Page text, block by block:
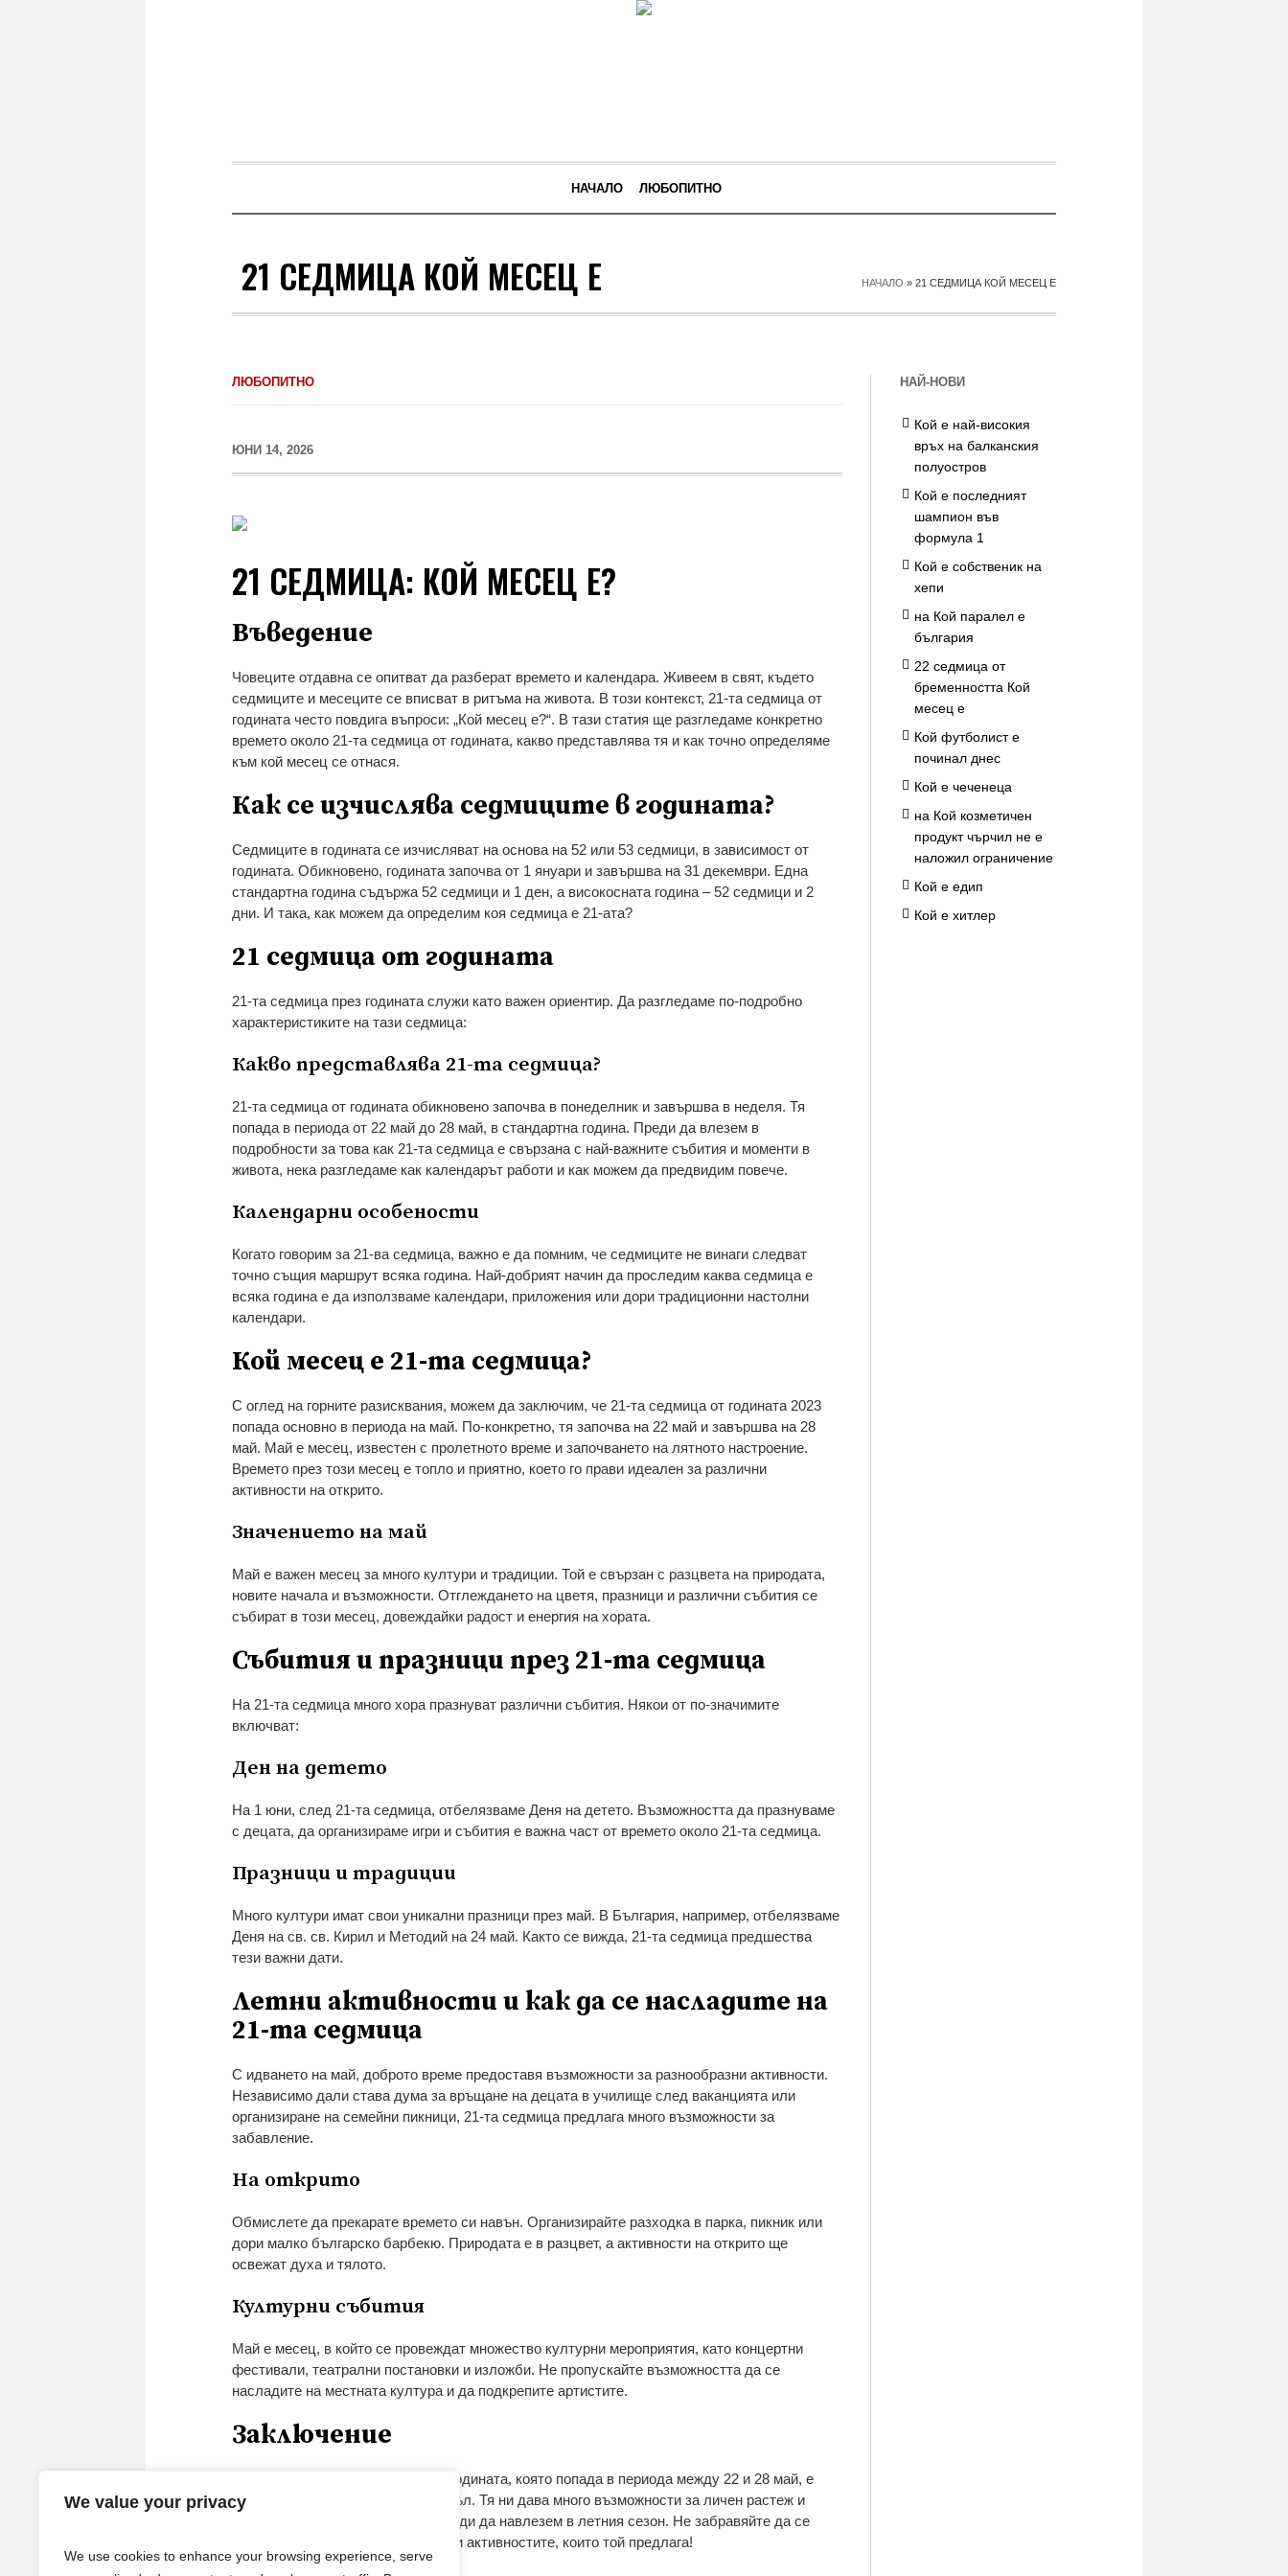
We value your privacy
We use cookies to enhance your browsing experience, serve
НАЧАЛО ЛЮБОПИТНО
21 СЕДМИЦА КОЙ МЕСЕЦ Е НАЧАЛО » 21 СЕДМИЦА КОЙ МЕСЕЦ Е
ЛЮБОПИТНО
ЮНИ 14, 2026
21 СЕДМИЦА: КОЙ МЕСЕЦ Е?
Въведение
Човеците отдавна се опитват да разберат времето и календара. Живеем в свят, където
седмиците и месеците се вписват в ритъма на живота. В този контекст, 21-та седмица от
годината често повдига въпроси: „Кой месец е?“. В тази статия ще разгледаме конкретно
времето около 21-та седмица от годината, какво представлява тя и как точно определяме
към кой месец се отнася.
Как се изчислява седмиците в годината?
Седмиците в годината се изчисляват на основа на 52 или 53 седмици, в зависимост от
годината. Обикновено, годината започва от 1 януари и завършва на 31 декември. Една
стандартна година съдържа 52 седмици и 1 ден, а високосната година – 52 седмици и 2
дни. И така, как можем да определим коя седмица е 21-ата?
21 седмица от годината
21-та седмица през годината служи като важен ориентир. Да разгледаме по-подробно
характеристиките на тази седмица:
Какво представлява 21-та седмица?
21-та седмица от годината обикновено започва в понеделник и завършва в неделя. Тя
попада в периода от 22 май до 28 май, в стандартна година. Преди да влезем в
подробности за това как 21-та седмица е свързана с най-важните събития и моменти в
живота, нека разгледаме как календарът работи и как можем да предвидим повече.
Календарни особености
Когато говорим за 21-ва седмица, важно е да помним, че седмиците не винаги следват
точно същия маршрут всяка година. Най-добрият начин да проследим каква седмица е
всяка година е да използваме календари, приложения или дори традиционни настолни
календари.
Кой месец е 21-та седмица?
С оглед на горните разисквания, можем да заключим, че 21-та седмица от годината 2023
попада основно в периода на май. По-конкретно, тя започва на 22 май и завършва на 28
май. Май е месец, известен с пролетното време и започването на лятното настроение.
Времето през този месец е топло и приятно, което го прави идеален за различни
активности на открито.
Значението на май
Май е важен месец за много култури и традиции. Той е свързан с разцвета на природата,
новите начала и възможности. Отглеждането на цветя, празници и различни събития се
събират в този месец, довеждайки радост и енергия на хората.
Събития и празници през 21-та седмица
На 21-та седмица много хора празнуват различни събития. Някои от по-значимите
включват:
Ден на детето
На 1 юни, след 21-та седмица, отбелязваме Деня на детето. Възможността да празнуваме
с децата, да организираме игри и събития е важна част от времето около 21-та седмица.
Празници и традиции
Много култури имат свои уникални празници през май. В България, например, отбелязваме
Деня на св. св. Кирил и Методий на 24 май. Както се вижда, 21-та седмица предшества
тези важни дати.
Летни активности и как да се насладите на
21-та седмица
С идването на май, доброто време предоставя възможности за разнообразни активности.
Независимо дали става дума за връщане на децата в училище след ваканцията или
организиране на семейни пикници, 21-та седмица предлага много възможности за
забавление.
На открито
Обмислете да прекарате времето си навън. Организирайте разходка в парка, пикник или
дори малко българско барбекю. Природата е в разцвет, а активности на открито ще
освежат духа и тялото.
Културни събития
Май е месец, в който се провеждат множество културни мероприятия, като концертни
фестивали, театрални постановки и изложби. Не пропускайте възможността да се
насладите на местната култура и да подкрепите артистите.
Заключение
В заключение, 21-та седмица от годината, която попада в периода между 22 и 28 май, е
значима част от календарния цикъл. Тя ни дава много възможности за личен растеж и
радостни моменти с близките, преди да навлезем в летния сезон. Не забравяйте да се
възползвате от красотата на май и активностите, които той предлага!
НАЙ-НОВИ
Кой е най-високия
връх на балканския
полуостров
Кой е последният
шампион във
формула 1
Кой е собственик на
хепи
на Кой паралел е
българия
22 седмица от
бременността Кой
месец е
Кой футболист е
починал днес
Кой е чеченеца
на Кой козметичен
продукт чърчил не е
наложил ограничение
Кой е едип
Кой е хитлер